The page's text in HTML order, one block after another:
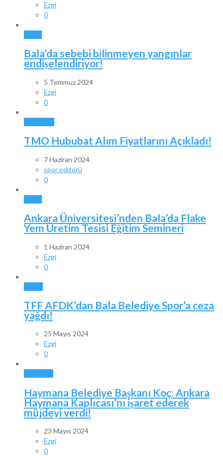
Ezgi
0
Bala’da sebebi bilinmeyen yangınlar
endişelendiriyor!
5 Temmuz 2024
Ezgi
0
TMO Hububat Alım Fiyatlarını Açıkladı!
7 Haziran 2024
spor editörü
0
Ankara Üniversitesi’nden Bala’da Flake
Yem Üretim Tesisi Eğitim Semineri
1 Haziran 2024
Ezgi
0
TFF AFDK’dan Bala Belediye Spor’a ceza
yağdı!
25 Mayıs 2024
Ezgi
0
Haymana Belediye Başkanı Koç: Ankara
Haymana Kaplıcası’nı işaret ederek
müjdeyi verdi!
23 Mayıs 2024
Ezgi
0